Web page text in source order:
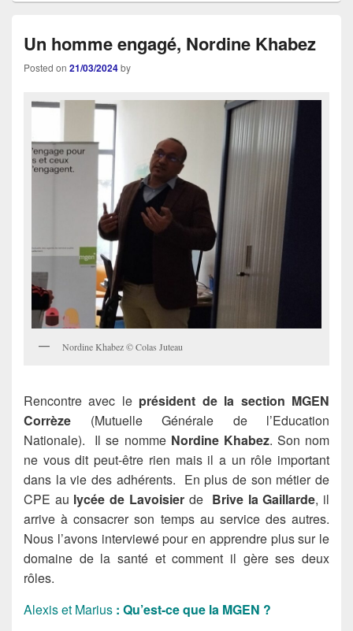
Un homme engagé, Nordine Khabez
Posted on 21/03/2024by
Nordine Khabez © Colas Juteau
Rencontre avec le président de la section MGEN
Corrèze (Mutuelle Générale de l’Education
Nationale). Il se nomme Nordine Khabez. Son nom
ne vous dit peut-être rien mais il a un rôle important
dans la vie des adhérents. En plus de son métier de
CPE au lycée de Lavoisierde Brive la Gaillarde, il
arrive à consacrer son temps au service des autres.
Nous l’avons interviewé pour en apprendre plus sur le
domaine de la santé et comment il gère ses deux
rôles.
Alexis et Marius : Qu’est-ce que la MGEN ?